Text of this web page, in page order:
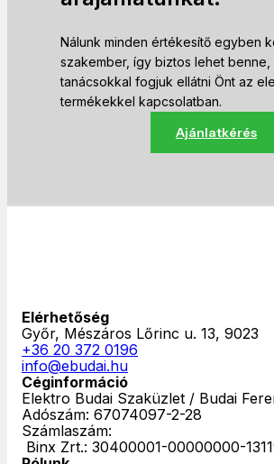
Nálunk minden értékesítő egyben
szakember, így biztos lehet
tanácsokkal fogjuk ellátni Önt az
termékekkel kapcsolatban.
Ajánlatkérés
Elérhetőség
Győr, Mészáros Lőrinc u. 13, 9023
+36 20 372 0196
info@ebudai.hu
Céginformáció
Elektro Budai Szaküzlet / Budai
Adószám: 67074097-2-28
Számlaszám:
Binx Zrt.: 30400001-00000000-